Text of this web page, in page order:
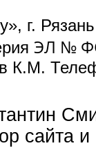
г.
ЭЛ №
К.М.
сайта